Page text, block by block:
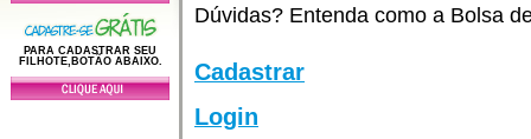
PARA CADASTRAR SEU
FILHOTE,BOTÃO ABAIXO.
Dúvidas? Entenda como a Bolsa
Cadastrar
Login